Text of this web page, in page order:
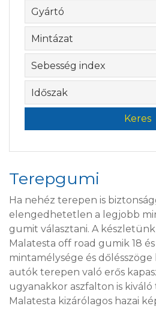
Keres
Terepgumi
Ha nehéz terepen is
elengedhetetlen a legjobb
gumit választani. A
Malatesta off road gumik 18
mintamélysége és
autók terepen való erős
ugyanakkor aszfalton is kiváló
Malatesta kizárólagos hazai